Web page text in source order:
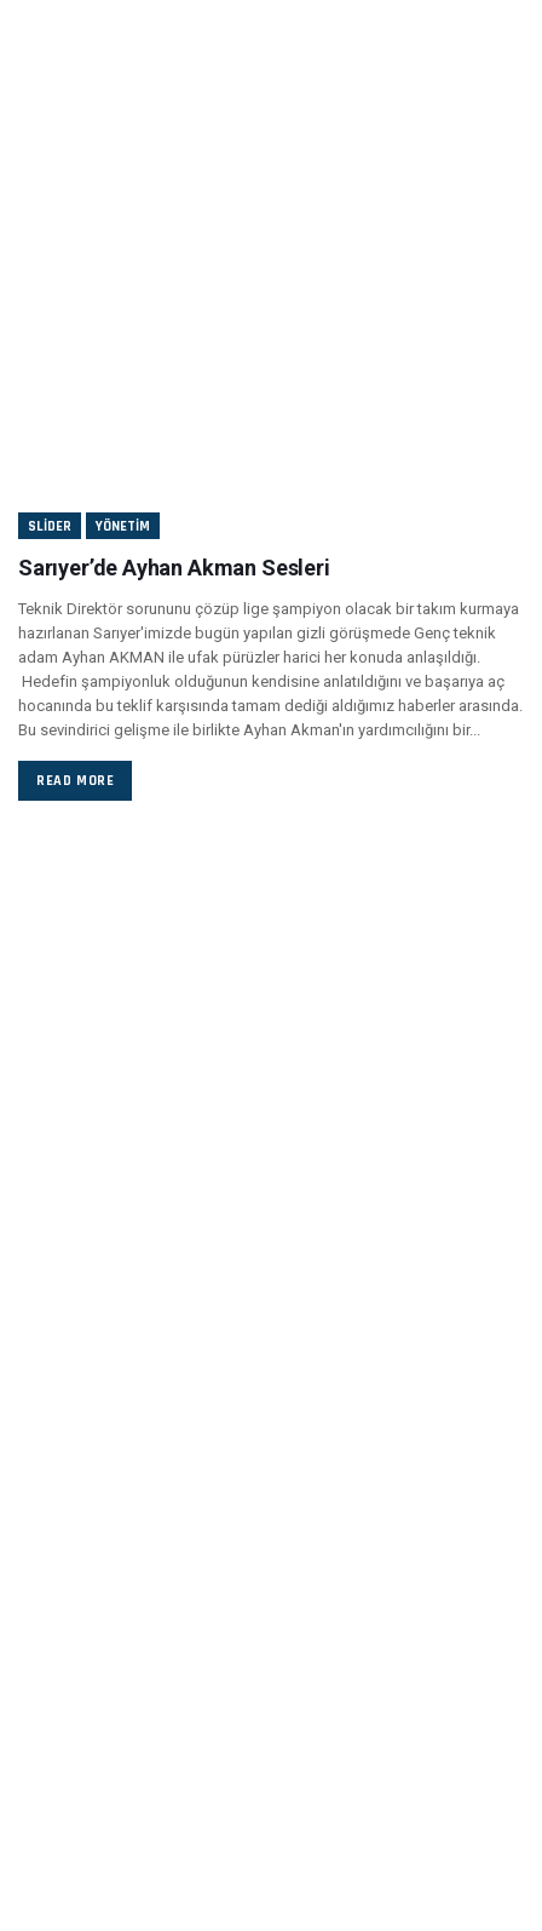
SLIDER YÖNETIM
Sarıyer’de Ayhan Akman Sesleri
Teknik Direktör sorununu çözüp lige şampiyon olacak bir takım kurmaya
hazırlanan Sarıyer'imizde bugün yapılan gizli görüşmede Genç teknik
adam Ayhan AKMAN ile ufak pürüzler harici her konuda anlaşıldığı.
Hedefin şampiyonluk olduğunun kendisine anlatıldığını ve başarıya aç
hocanında bu teklif karşısında tamam dediği aldığımız haberler arasında.
Bu sevindirici gelişme ile birlikte Ayhan Akman'ın yardımcılığını bir...
READ MORE